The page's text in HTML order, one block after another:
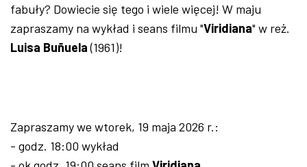
fabuły? Dowiecie się tego i wiele więcej! W maju
zapraszamy na wykład i seans filmu "Viridiana" w reż.
Luisa Buñuela(1961)!
Zapraszamy we wtorek, 19 maja 2026 r.:
- godz. 18:00 wykład